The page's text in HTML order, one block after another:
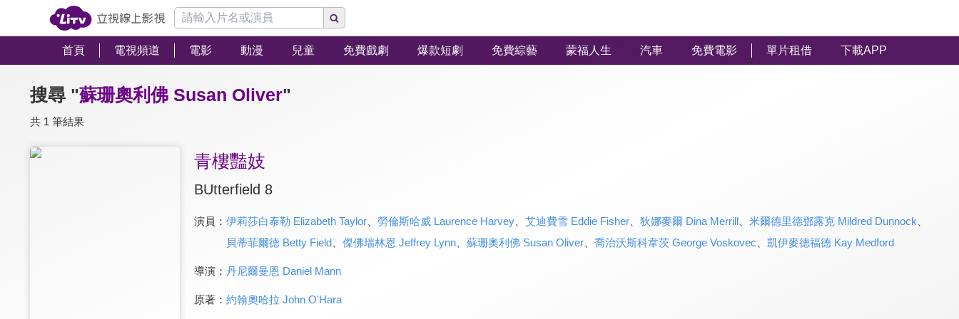
首頁 電視頻道 電影 動漫 兒童 免費戲劇 爆款短劇 免費綜藝 蒙福人生 汽車 免費電影 單片租借 下載APP
搜尋 "蘇珊奧利佛 Susan Oliver"
共 1 筆結果
青樓豔妓
BUtterfield 8
演員： 伊莉莎白泰勒 Elizabeth Taylor、 勞倫斯哈威 Laurence Harvey、 艾迪費雪 Eddie Fisher、 狄娜麥爾 Dina Merrill、 米爾德里德鄧露克 Mildred Dunnock
貝蒂菲爾德 Betty Field、 傑佛瑞林恩 Jeffrey Lynn、 蘇珊奧利佛 Susan Oliver、 喬治沃斯科韋茨 George Voskovec 凱伊麥德福德 Kay Medford
導演： 丹尼爾曼恩 Daniel Mann
原著： 約翰奧哈拉 John O'Hara